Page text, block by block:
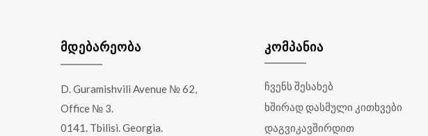
ᲛᲓᲔᲑᲐᲠᲔᲝᲑᲐ
D. Guramishvili Avenue № 62,
Office № 3.
0141. Tbilisi. Georgia.
ᲙᲝᲛᲞᲐᲜᲘᲐ
ჩვენს შესახებ
ხშირად დასმული კითხვები
დაგვიკავშირდით